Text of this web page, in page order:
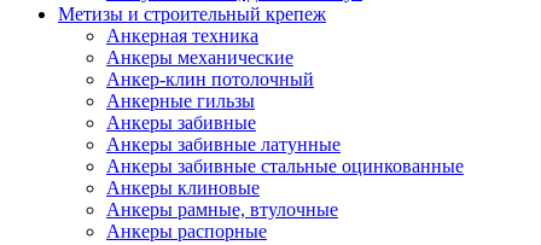
Метизы и строительный крепеж
Анкерная техника
Анкеры механические
Анкер-клин потолочный
Анкерные гильзы
Анкеры забивные
Анкеры забивные латунные
Анкеры забивные стальные оцинкованные
Анкеры клиновые
Анкеры рамные, втулочные
Анкеры распорные